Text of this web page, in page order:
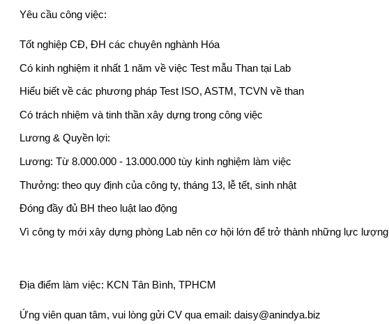
Yêu cầu công việc:
Tốt nghiệp CĐ, ĐH các chuyên nghành Hóa
Có kinh nghiệm it nhất 1 năm về việc Test mẫu Than tại Lab
Hiểu biết về các phương pháp Test ISO, ASTM, TCVN về than
Có trách nhiệm và tinh thần xây dựng trong công việc
Lương & Quyền lợi:
Lương: Từ 8.000.000 - 13.000.000 tùy kinh nghiệm làm việc
Thưởng: theo quy định của công ty, tháng 13, lễ tết, sinh nhật
Đóng đầy đủ BH theo luật lao động
Vì công ty mới xây dựng phòng Lab nên cơ hội lớn để trở thành những lực
Địa điểm làm việc: KCN Tân Bình, TPHCM
Ứng viên quan tâm, vui lòng gửi CV qua email: daisy@anindya.biz